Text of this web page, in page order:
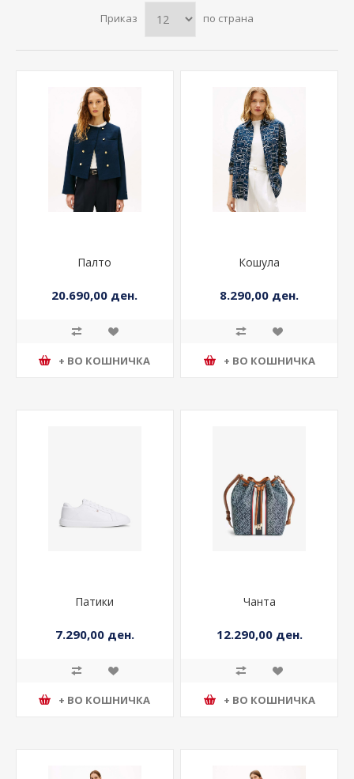
Приказ по страна
Палто
20.690,00 ден.
+ ВО КОШНИЧКА
Кошула
8.290,00 ден.
+ ВО КОШНИЧКА
Патики
7.290,00 ден.
+ ВО КОШНИЧКА
Чанта
12.290,00 ден.
+ ВО КОШНИЧКА